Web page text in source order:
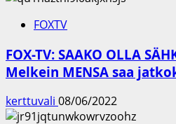
FOXTV
FOX-TV: SAAKO OLLA
Melkein MENSA saa
kerttuvali 08/06/2022